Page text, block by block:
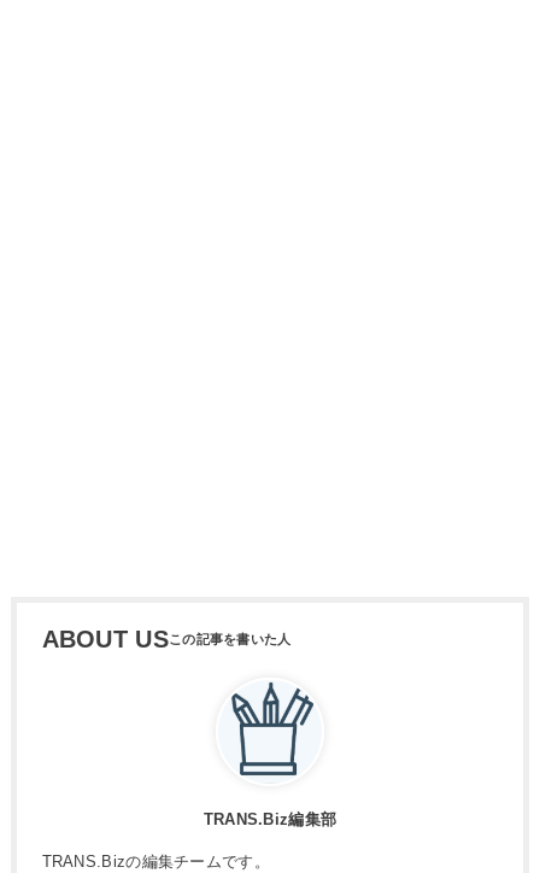
ABOUT US
TRANS.Biz編集部
TRANS.Bizの編集チームです。